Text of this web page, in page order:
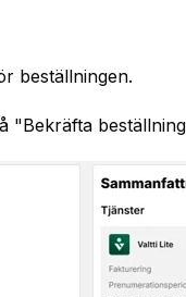
beställningen.
"Bekräfta